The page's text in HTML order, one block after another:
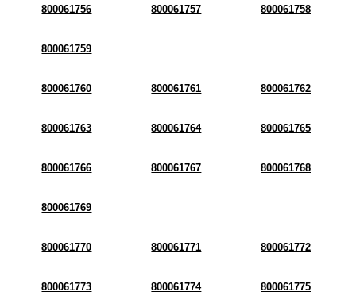
800061756 800061757 800061758
800061759
800061760 800061761 800061762
800061763 800061764 800061765
800061766 800061767 800061768
800061769
800061770 800061771 800061772
800061773 800061774 800061775